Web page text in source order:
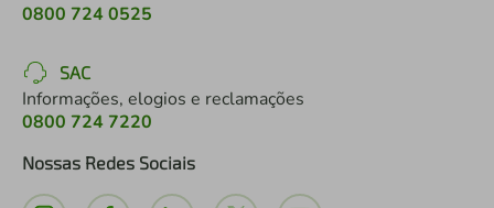
0800 724 0525
SAC
Informações, elogios e reclamações
0800 724 7220
Nossas Redes Sociais